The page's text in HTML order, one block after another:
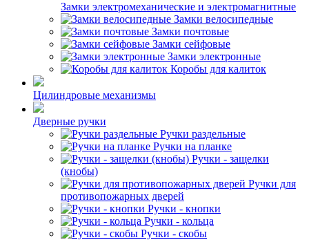
Замки электромеханические и электромагнитные
Замки велосипедные
Замки почтовые
Замки сейфовые
Замки электронные
Коробы для калиток
Цилиндровые механизмы
Дверные ручки
Ручки раздельные
Ручки на планке
Ручки - защелки
(кнобы)
Ручки для
противопожарных дверей
Ручки - кнопки
Ручки - кольца
Ручки - скобы